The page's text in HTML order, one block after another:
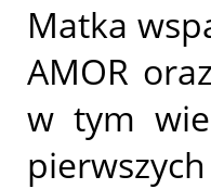
Matka
AMOR
w tym